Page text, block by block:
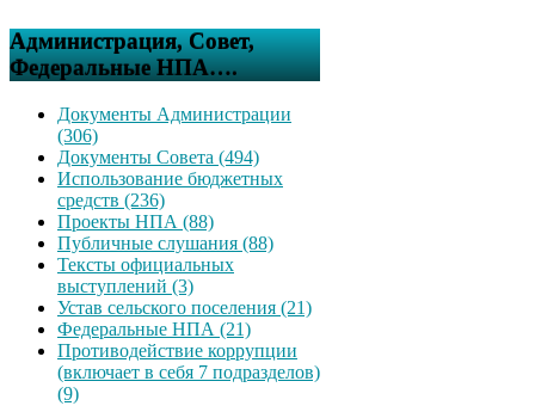
Администрация, Совет,
Федеральные НПА….
Документы Администрации
(306)
Документы Совета (494)
Использование бюджетных
средств (236)
Проекты НПА (88)
Публичные слушания (88)
Тексты официальных
выступлений (3)
Устав сельского поселения (21)
Федеральные НПА (21)
Противодействие коррупции
(включает в себя 7 подразделов)
(9)